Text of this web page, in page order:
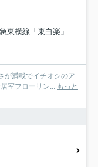
横線「東白楽」駅 徒歩18分
が満載でイチオシのア
室フローリン...
もっと